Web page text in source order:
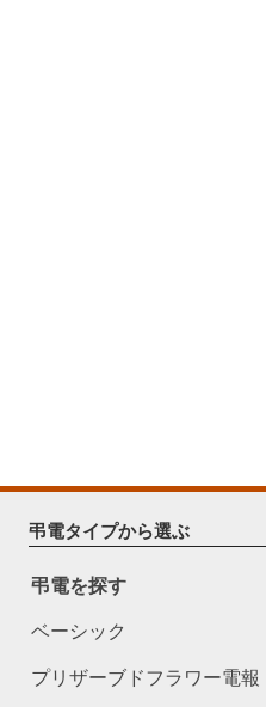
弔電タイプから選ぶ
弔電を探す
ベーシック
プリザーブドフラワー電報